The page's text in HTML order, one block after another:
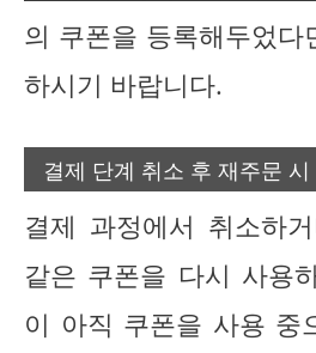
의 쿠폰을 등록해두었다
하시기 바랍니다.
결제 단계 취소 후 재주문
결제 과정에서 취소하
같은 쿠폰을 다시 사용
이 아직 쿠폰을 사용 중